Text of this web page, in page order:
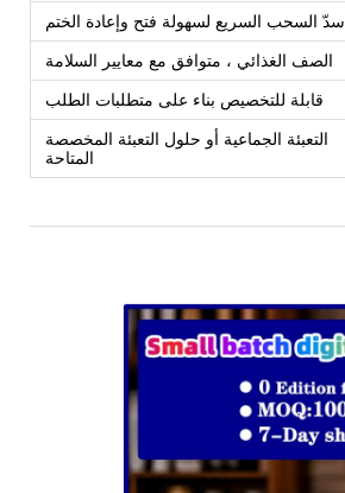
سدّ السحب السريع لسهولة فتح وإعادة الختم
الصف الغذائي ، متوافق مع معايير السلامة
قابلة للتخصيص بناء على متطلبات الطلب
التعبئة الجماعية أو حلول التعبئة المخصصة
المتاحة